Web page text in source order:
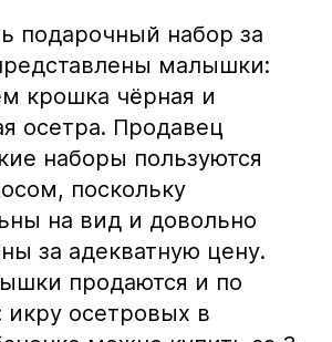
подарочный набор за
малышки:
крошка чёрная и
осетра. Продавец
наборы пользуются
поскольку
на вид и довольно
за адекватную цену.
продаются и по
икру осетровых в